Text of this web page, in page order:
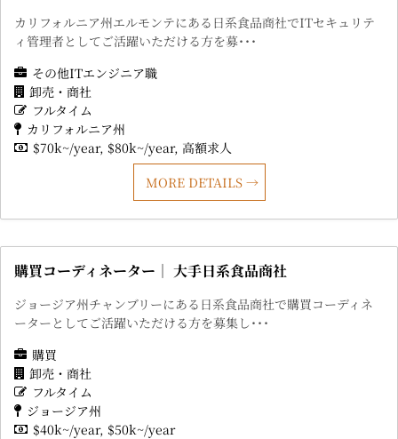
カリフォルニア州エルモンテにある日系食品商社でITセキュリテ
ィ管理者としてご活躍いただける方を募･･･
その他ITエンジニア職
卸売・商社
フルタイム
カリフォルニア州
$70k~/year $80k~/year 高額求人
MORE DETAILS
購買コーディネーター｜ 大手日系食品商社
ジョージア州チャンブリーにある日系食品商社で購買コーディネ
ーターとしてご活躍いただける方を募集し･･･
購買
卸売・商社
フルタイム
ジョージア州
$40k~/year $50k~/year